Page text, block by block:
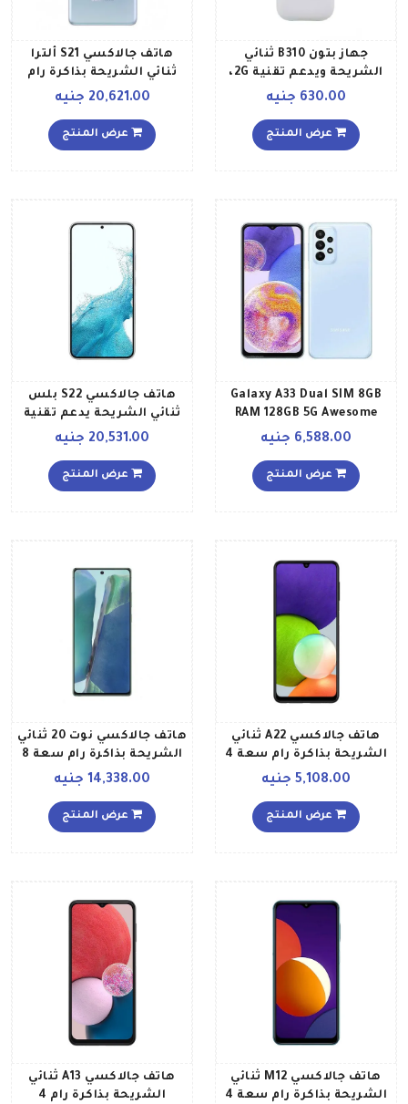
جهاز بتون B310 ثنائي
الشريحة ويدعم تقنية 2G،
لون أبيض
630.00 جنيه
عرض المنتج
هاتف جالاكسي S21 ألترا
ثنائي الشريحة بذاكرة رام
سعة 12 جيجابايت وذاكرة
يدعم تقنية 5G، لون فضي
فانتوم إصدار الشرق الأوسط
20,621.00 جنيه
عرض المنتج
Galaxy A33 Dual SIM 8GB
RAM 128GB 5G Awesome
Blue
6,588.00 جنيه
عرض المنتج
هاتف جالاكسي S22 بلس
ثنائي الشريحة يدعم تقنية
5G بذاكرة رام 8 جيجابايت
بلون أبيض فانتوم إصدار
الشرق الأوسط
20,531.00 جنيه
عرض المنتج
هاتف جالاكسي A22 ثنائي
الشريحة بذاكرة رام سعة 4
جيجابايت وذاكرة داخلية
تقنية 4G LTE، لون أسود
إصدار الشرق الأوسط
5,108.00 جنيه
عرض المنتج
هاتف جالاكسي نوت 20 ثنائي
الشريحة بذاكرة رام سعة 8
جيجابايت وذاكرة تخزين
يدعم تقنية 4G LTE بلون
أخضر داكن إصدار عالمي
14,338.00 جنيه
عرض المنتج
هاتف جالاكسي M12 ثنائي
الشريحة بذاكرة رام سعة 4
هاتف جالاكسي A13 ثنائي
الشريحة بذاكرة رام 4